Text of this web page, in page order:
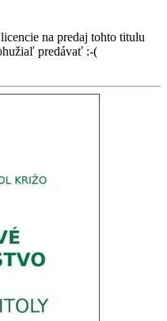
na predaj tohto titulu
predávať :-(